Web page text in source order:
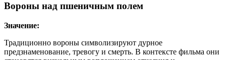
Вороны над пшеничным полем
Значение:
Традиционно вороны символизируют дурное
предзнаменование, тревогу и смерть. В контексте фильма они